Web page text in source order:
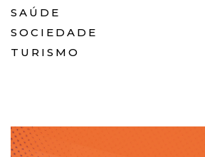
SAÚDE
SOCIEDADE
TURISMO